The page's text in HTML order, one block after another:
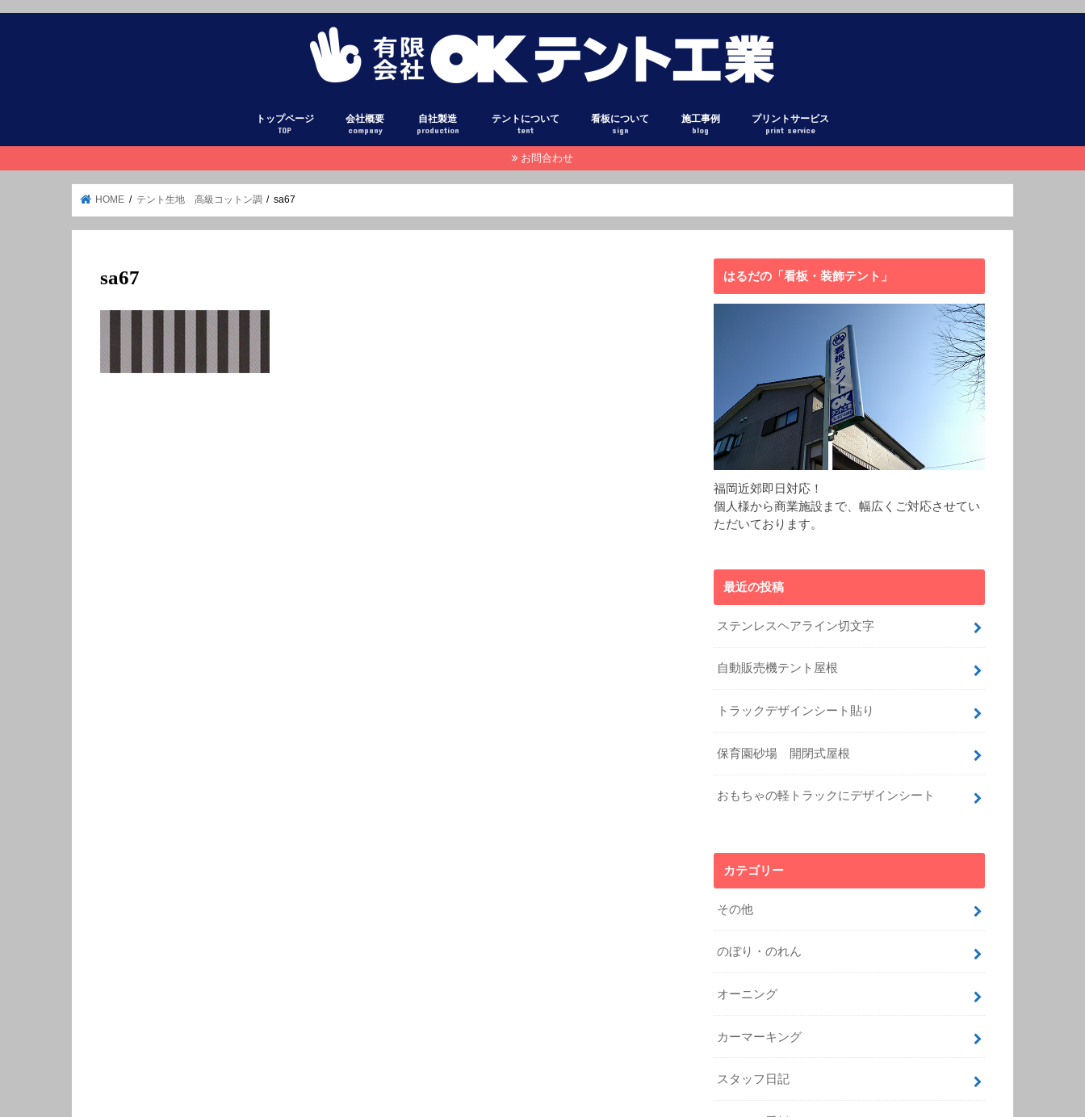
トップページ
TOP
会社概要
company
自社製造
production
テントについて
tent
オーニング
固定式テント
ダンプ アオリシート
トラック 幌シート
テント生地 光沢
テント生地 布目調
テント生地 高耐候素材
テント生地 糸入り透明シート
テント生地 高級コットン調
テント用粘着フィルム
看板について
sign
施工事例
blog
プリントサービス
print service
お問合わせ
HOME テント生地 高級コットン調 sa67
sa67 はるだの「看板・装飾テント」
福岡近郊即日対応！
個人様から商業施設まで、幅広くご対応させてい
ただいております。
最近の投稿
ステンレスヘアライン切文字
自動販売機テント屋根
トラックデザインシート貼り
保育園砂場 開閉式屋根
おもちゃの軽トラックにデザインシート
カテゴリー
その他
のぼり・のれん
オーニング
カーマーキング
スタッフ日記